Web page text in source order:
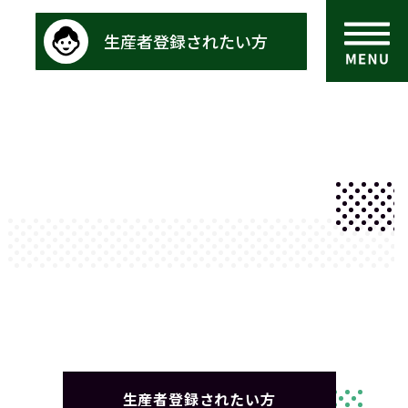
生産者登録されたい方
生産者登録されたい方